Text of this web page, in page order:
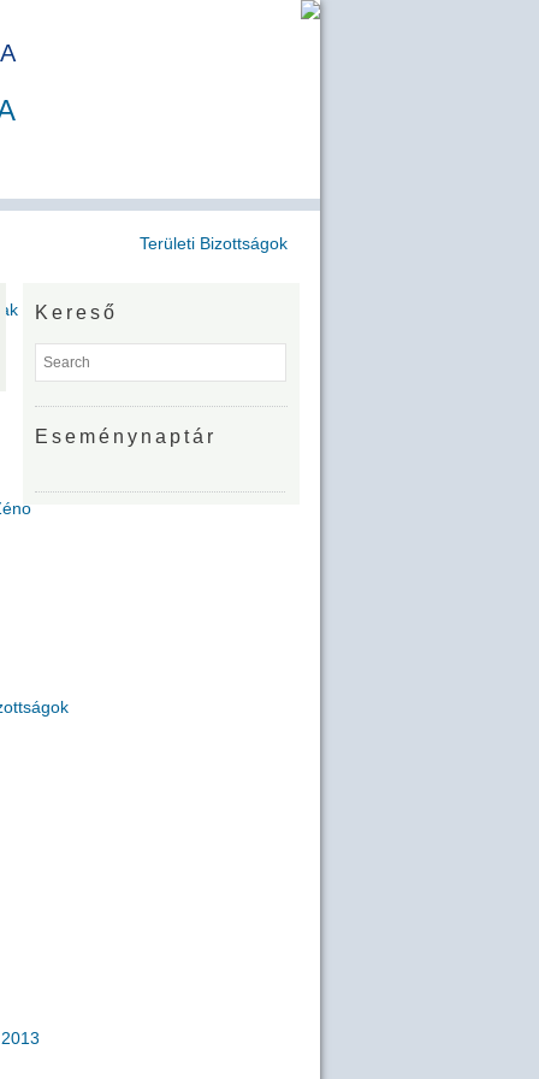
2013
Területi Bizottságok
Kereső
Eseménynaptár